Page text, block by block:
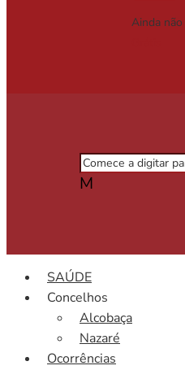
Ainda
M
SAÚDE
Concelhos
Alcobaça
Nazaré
Ocorrências